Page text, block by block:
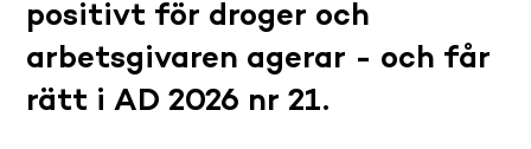
positivt för droger och
arbetsgivaren agerar - och får
rätt i AD 2026 nr 21.